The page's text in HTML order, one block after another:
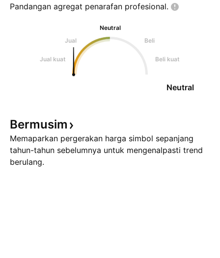
Pandangan agregat penarafan profesional.
Neutral
Jual
Beli
Jual kuat Beli kuat
Neutral
Bermusim
Memaparkan pergerakan harga simbol sepanjang
tahun-tahun sebelumnya untuk mengenalpasti trend
berulang.